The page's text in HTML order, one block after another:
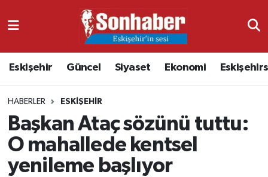
Eskişehir Güncel Siyaset Ekonomi
HABERLER ESKIŞEHIR
Başkan Ataç sözünü tuttu:
O mahallede kentsel
yenileme başlıyor
Ekonomi
Güncel
Kültür & Sanat
Nöbetçi Eczaneler
Namaz Vakitleri
Trafik Durumu
Süper Lig Puan Durumu ve Fikstür